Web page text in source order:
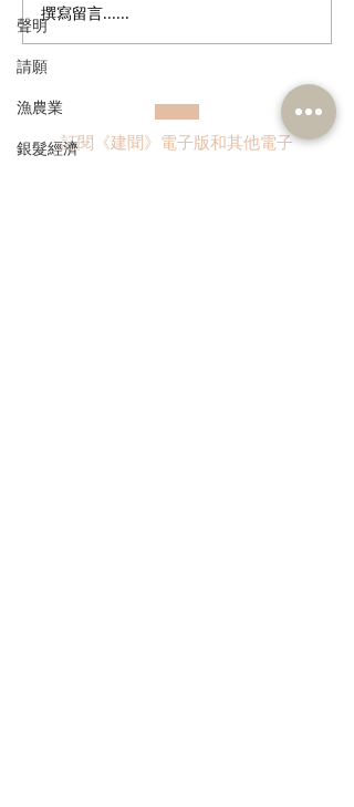
聲明
請願
漁農業
銀髮經濟
多了解、規律生活、保持
社交，有助改善「長新
撰寫留言......
訂閱《建聞》電子版和其他電子